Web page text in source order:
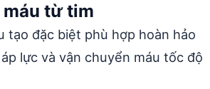
máu từ tim
tạo đặc biệt phù hợp hoàn hảo
lực và vận chuyển máu tốc độ